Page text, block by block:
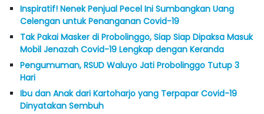
Inspiratif! Nenek Penjual Pecel Ini Sumbangkan Uang
Celengan untuk Penanganan Covid-19
Tak Pakai Masker di Probolinggo, Siap Siap Dipaksa Masuk
Mobil Jenazah Covid-19 Lengkap dengan Keranda
Pengumuman, RSUD Waluyo Jati Probolinggo Tutup 3
Hari
Ibu dan Anak dari Kartoharjo yang Terpapar Covid-19
Dinyatakan Sembuh